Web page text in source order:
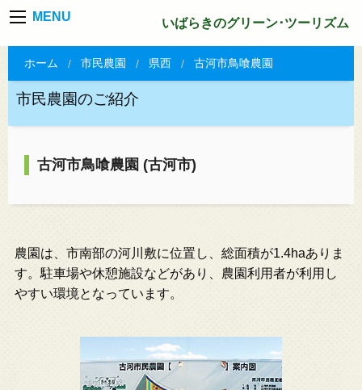
MENU いばらきのグリーン･ツーリズム
ホーム 市民農園 県西 古河市鳥喰農園
市民農園のご紹介
古河市鳥喰農園 (古河市)
農園は、市南部の河川敷に位置し、総面積が1.4haありま
す。駐車場や休憩施設などがあり、農園利用者が利用し
やすい環境となっています。